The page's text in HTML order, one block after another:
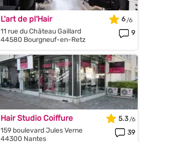
L'art de pl'Hair
11 rue du Château Gaillard
44580 Bourgneuf-en-Retz
6
9
Hair Studio Coiffure
159 boulevard Jules Verne
44300 Nantes
5.3
39